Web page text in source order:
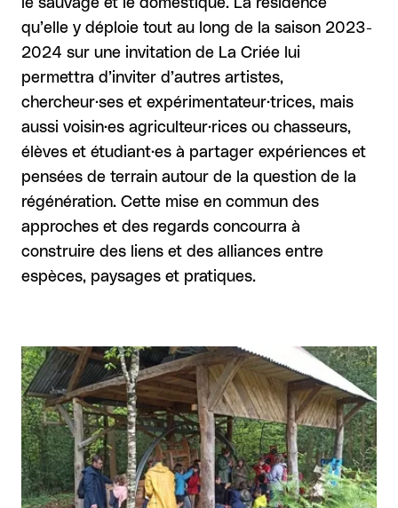
le sauvage et le domestique. La résidence
qu’elle y déploie tout au long de la saison 2023-
2024 sur une invitation de La Criée lui
permettra d’inviter d’autres artistes,
chercheur·ses et expérimentateur·trices, mais
aussi voisin·es agriculteur·rices ou chasseurs,
élèves et étudiant·es à partager expériences et
pensées de terrain autour de la question de la
régénération. Cette mise en commun des
approches et des regards concourra à
construire des liens et des alliances entre
espèces, paysages et pratiques.